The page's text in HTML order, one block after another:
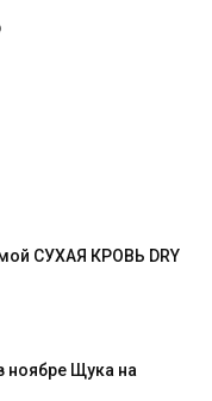
СУХАЯ КРОВЬ DRY
ноябре Щука на